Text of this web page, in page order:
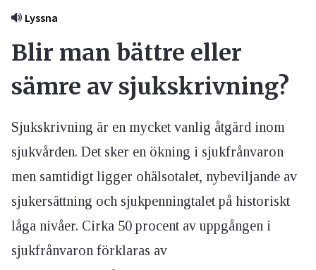
Lyssna
Blir man bättre eller
sämre av sjukskrivning?
Sjukskrivning är en mycket vanlig åtgärd inom
sjukvården. Det sker en ökning i sjukfrånvaron
men samtidigt ligger ohälsotalet, nybeviljande av
sjukersättning och sjukpenningtalet på historiskt
låga nivåer. Cirka 50 procent av uppgången i
sjukfrånvaron förklaras av